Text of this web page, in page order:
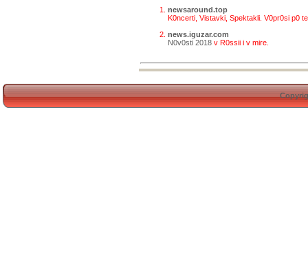
newsaround.top
K0ncerti, Vistavki, Spektakli. V0pr0si p0
news.iguzar.com
N0v0sti 2018 v R0ssii i v mire.